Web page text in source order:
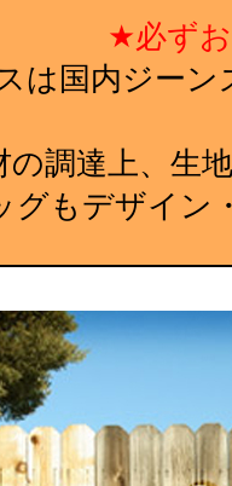
★必ず
は国内ジー
の調達上、生
グもデザイン